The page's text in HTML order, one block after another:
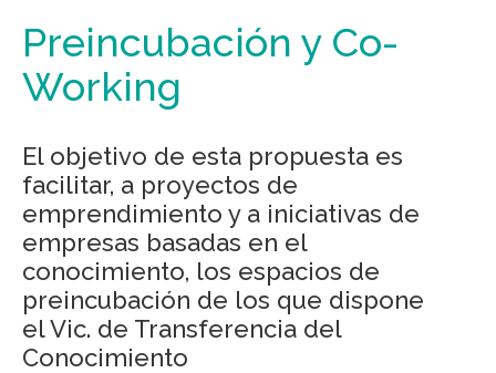
Preincubación y Co-
Working
El objetivo de esta propuesta es
facilitar, a proyectos de
emprendimiento y a iniciativas de
empresas basadas en el
conocimiento, los espacios de
preincubación de los que dispone
el Vic. de Transferencia del
Conocimiento